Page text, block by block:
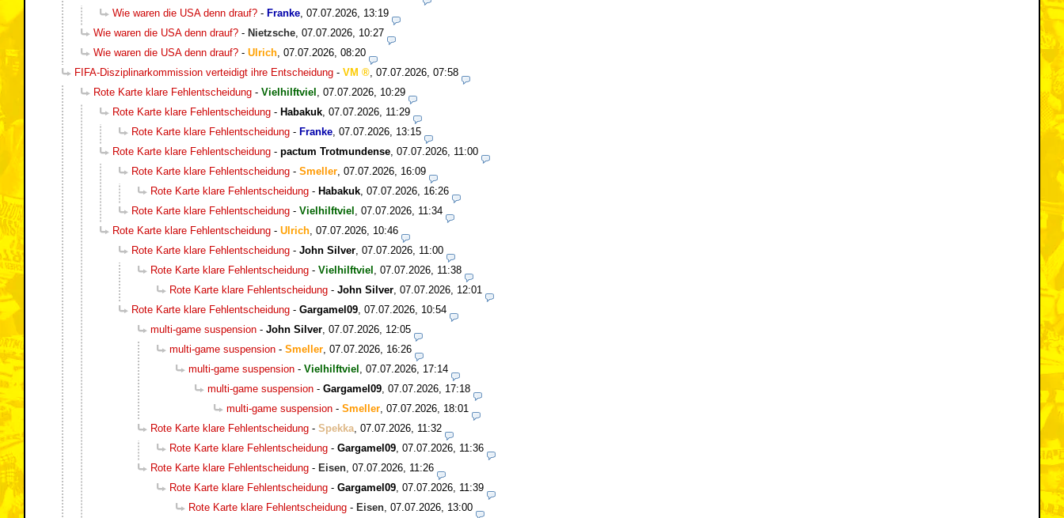
Wie waren die USA denn drauf? - Franke 07.07.2026, 13:19
Wie waren die USA denn drauf? - Nietzsche 07.07.2026, 10:27
Wie waren die USA denn drauf? - Ulrich 07.07.2026, 08:20
FIFA-Disziplinarkommission verteidigt ihre Entscheidung - VM
07.07.2026, 07:58
Rote Karte klare Fehlentscheidung - Vielhilftviel 07.07.2026, 10:29
Rote Karte klare Fehlentscheidung - Habakuk 07.07.2026, 11:29
Rote Karte klare Fehlentscheidung - Franke 07.07.2026, 13:15
Rote Karte klare Fehlentscheidung - pactum Trotmundense 07.07.2026, 11:00
Rote Karte klare Fehlentscheidung - Smeller 07.07.2026, 16:09
Rote Karte klare Fehlentscheidung - Habakuk 07.07.2026, 16:26
Rote Karte klare Fehlentscheidung - Vielhilftviel 07.07.2026, 11:34
Rote Karte klare Fehlentscheidung - Ulrich 07.07.2026, 10:46
Rote Karte klare Fehlentscheidung - John Silver 07.07.2026, 11:00
Rote Karte klare Fehlentscheidung - Vielhilftviel 07.07.2026, 11:38
Rote Karte klare Fehlentscheidung - John Silver 07.07.2026, 12:01
Rote Karte klare Fehlentscheidung - Gargamel09 07.07.2026, 10:54
multi-game suspension - John Silver 07.07.2026, 12:05
multi-game suspension - Smeller 07.07.2026, 16:26
multi-game suspension - Vielhilftviel 07.07.2026, 17:14
multi-game suspension - Gargamel09 07.07.2026, 17:18
multi-game suspension - Smeller 07.07.2026, 18:01
Rote Karte klare Fehlentscheidung - Spekka 07.07.2026, 11:32
Rote Karte klare Fehlentscheidung - Gargamel09 07.07.2026, 11:36
Rote Karte klare Fehlentscheidung - Eisen 07.07.2026, 11:26
Rote Karte klare Fehlentscheidung - Gargamel09 07.07.2026, 11:39
Rote Karte klare Fehlentscheidung - Eisen 07.07.2026, 13:00